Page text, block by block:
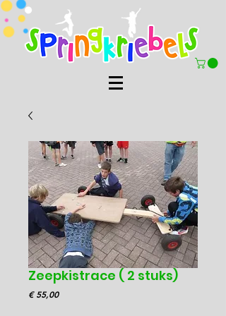
Zeepkistrace ( 2 stuks)
€ 55,00Prijs